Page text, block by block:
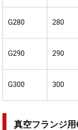
G280 280
G290 290
G300 300
真空フランジ